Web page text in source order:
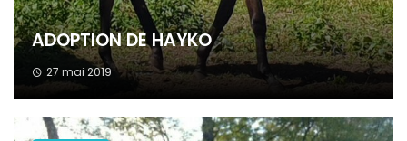
ADOPTION DE HAYKO
27 mai 2019